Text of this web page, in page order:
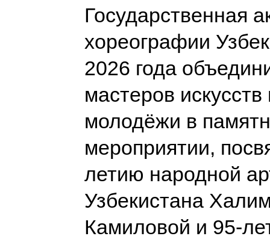
Государственная
хореографии
2026 года
мастеров
молодёжи в
мероприятии,
летию народной
Узбекистана
Камиловой и 95-